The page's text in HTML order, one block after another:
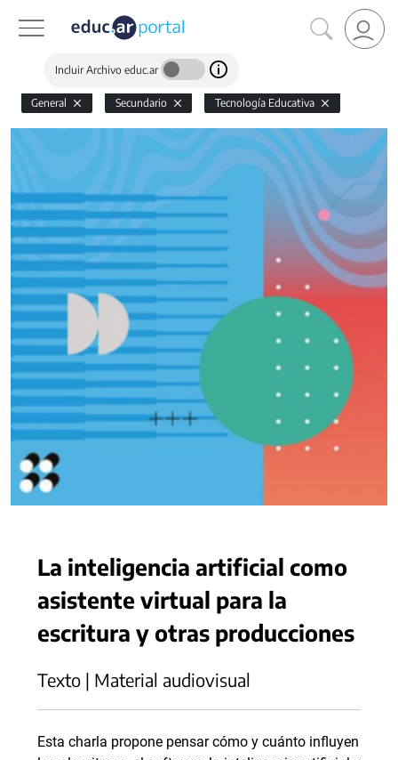
Incluir Archivo educ.ar
General Secundario Tecnología Educativa
La inteligencia artificial como
asistente virtual para la
escritura y otras producciones
Texto | Material audiovisual
Esta charla propone pensar cómo y cuánto influyen